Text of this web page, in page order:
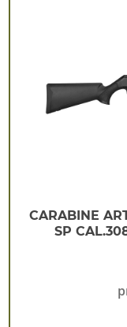
CARABINE
SP